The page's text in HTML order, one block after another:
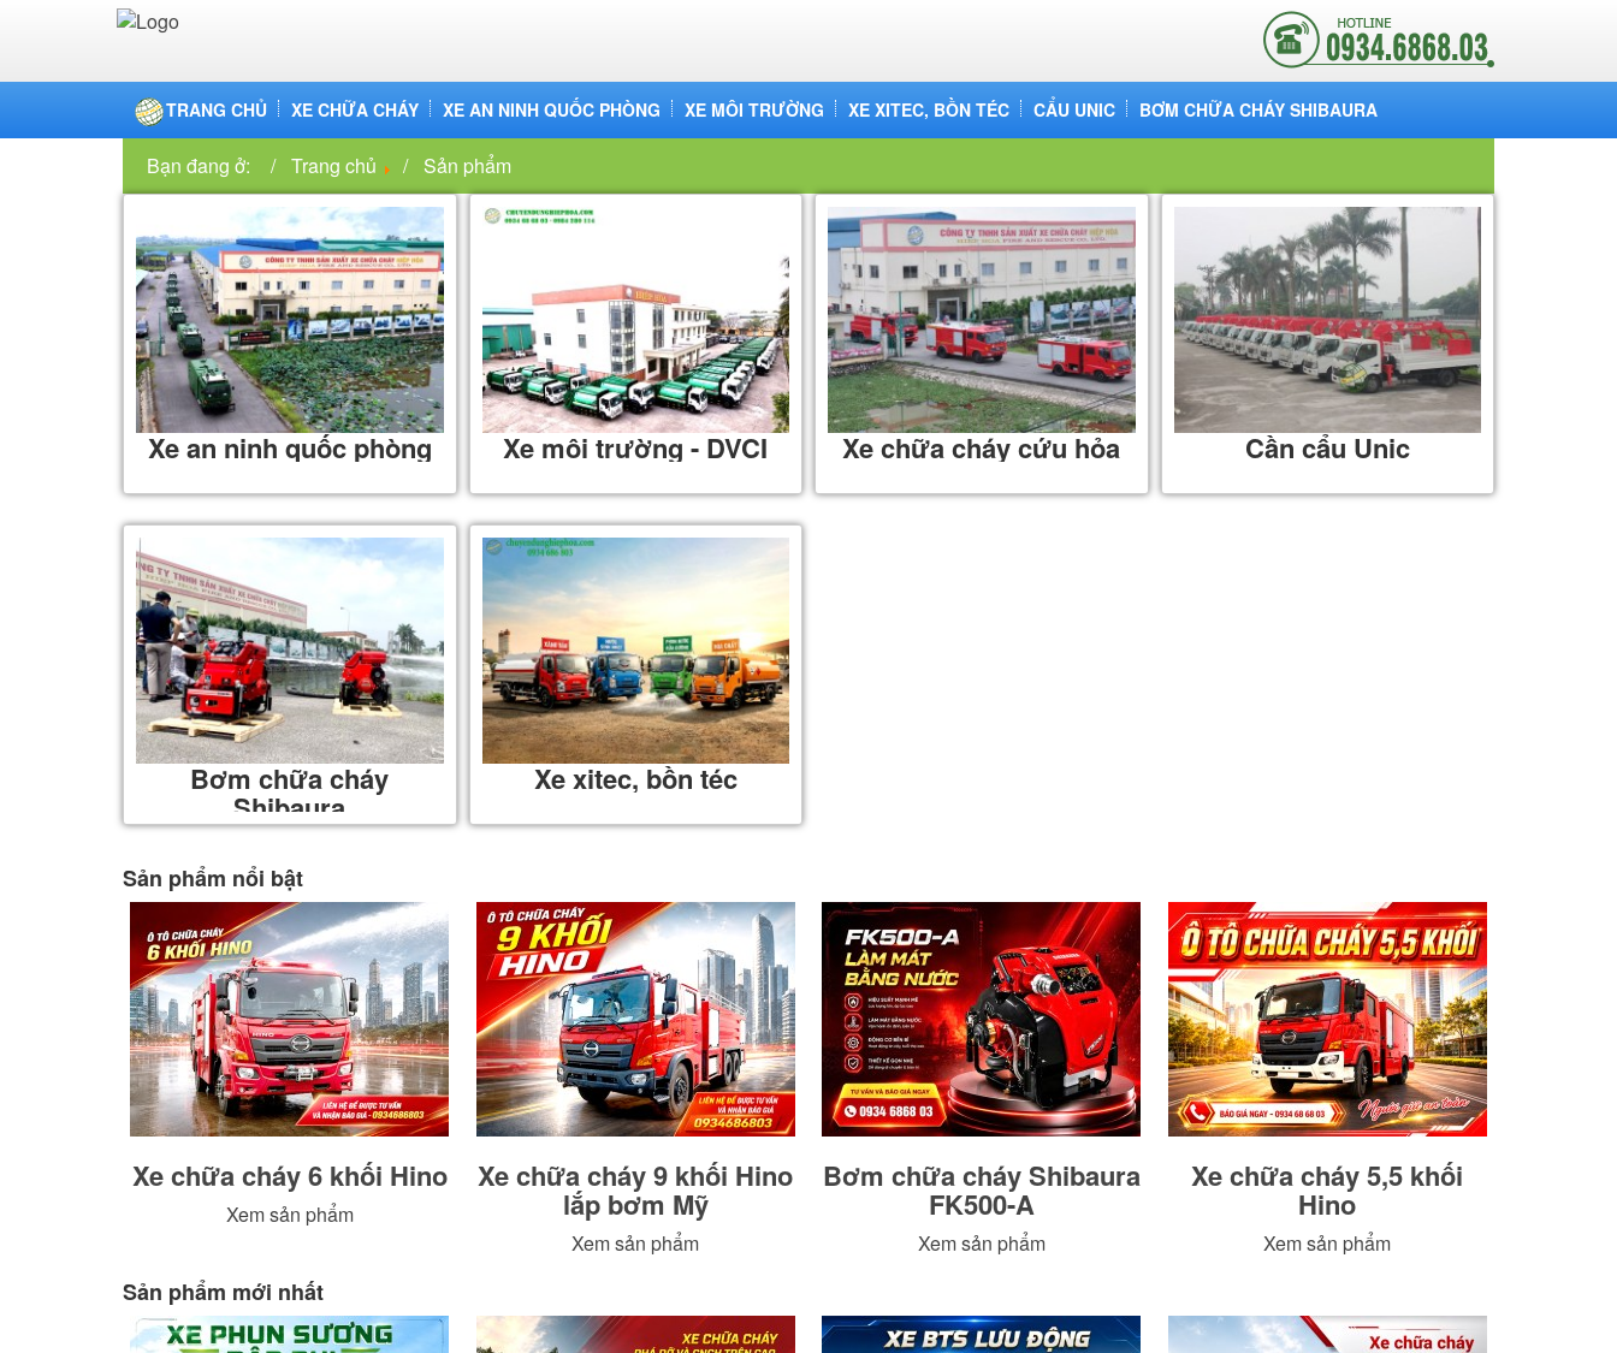
TRANG CHỦ XE CHỮA CHÁY XE AN NINH QUỐC PHÒNG XE MÔI TRƯỜNG XE XITEC, BỒN TÉC CẨU UNIC BƠM CHỮA CHÁY SHIBAURA
Bạn đang ở: Trang chủ Sản phẩm
Xe an ninh quốc phòng Xe môi trường - DVCI Xe chữa cháy cứu hỏa Cần cẩu Unic
Bơm chữa cháy
Shibaura
Xe xitec, bồn téc
Sản phẩm nổi bật
Xe chữa cháy 6 khối Hino
Xem sản phẩm
Xe chữa cháy 9 khối Hino
lắp bơm Mỹ
Xem sản phẩm
Bơm chữa cháy Shibaura
FK500-A
Xem sản phẩm
Xe chữa cháy 5,5 khối
Hino
Xem sản phẩm
Sản phẩm mới nhất